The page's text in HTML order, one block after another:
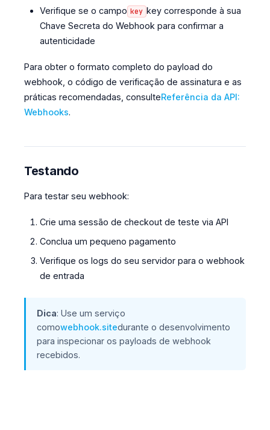
Verifique se o campo key key corresponde à sua
Chave Secreta do Webhook para confirmar a
autenticidade
Para obter o formato completo do payload do
webhook, o código de verificação de assinatura e as
práticas recomendadas, consulteReferência da API:
Webhooks.
Testando
Para testar seu webhook:
Crie uma sessão de checkout de teste via API
Conclua um pequeno pagamento
Verifique os logs do seu servidor para o webhook
de entrada
Dica: Use um serviço
comowebhook.sitedurante o desenvolvimento
para inspecionar os payloads de webhook
recebidos.